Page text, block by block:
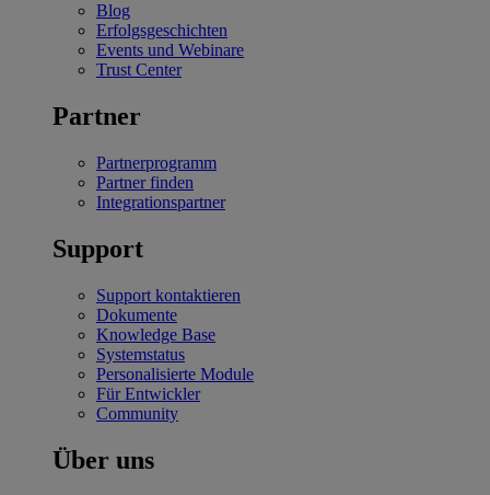
Blog
Erfolgsgeschichten
Events und Webinare
Trust Center
Partner
Partnerprogramm
Partner finden
Integrationspartner
Support
Support kontaktieren
Dokumente
Knowledge Base
Systemstatus
Personalisierte Module
Für Entwickler
Community
Über uns